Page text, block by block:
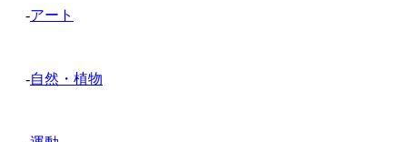
-アート
-自然・植物